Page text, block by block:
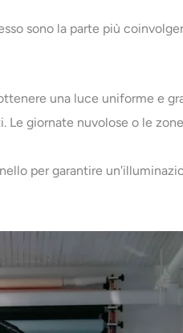
sono la parte più
una luce uniforme e
giornate nuvolose o le
per garantire